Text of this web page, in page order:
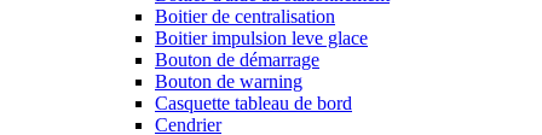
Boitier de centralisation
Boitier impulsion leve glace
Bouton de démarrage
Bouton de warning
Casquette tableau de bord
Cendrier